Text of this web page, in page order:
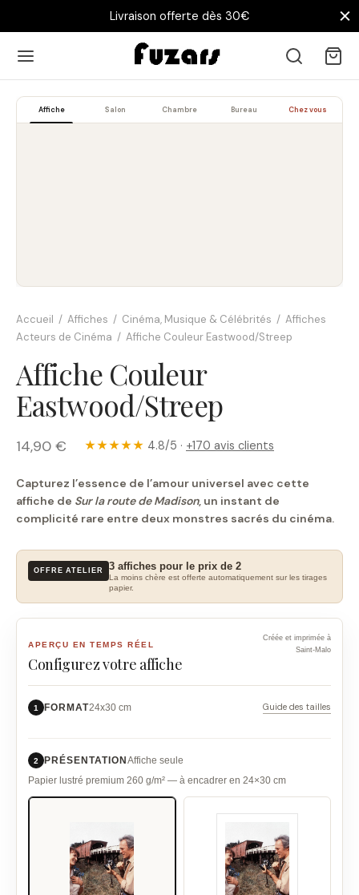
Livraison offerte dès 30€
Affiche Salon Chambre Bureau Chez vous
Accueil / Affiches / Cinéma, Musique & Célébrités / Affiches
Acteurs de Cinéma / Affiche Couleur Eastwood/Streep
Affiche Couleur
Eastwood/Streep
14,90 € ★★★★★ 4.8/5 · +170 avis clients
Capturez l’essence de l’amour universel avec cette
affiche de Sur la route de Madison, un instant de
complicité rare entre deux monstres sacrés du cinéma.
OFFRE ATELIER 3 affiches pour le prix de 2
La moins chère est offerte automatiquement sur les tirages
papier.
APERÇU EN TEMPS RÉEL
Configurez votre affiche
Créée et imprimée à
Saint-Malo
1 FORMAT24x30 cm Guide des tailles
2 PRÉSENTATION Affiche seule
Papier lustré premium 260 g/m² — à encadrer en 24×30 cm